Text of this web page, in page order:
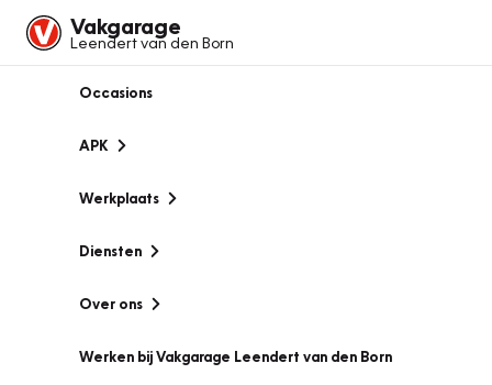
Vakgarage
Leendert van den Born
Occasions
APK
Werkplaats
Diensten
Over ons
Werken bij Vakgarage Leendert van den Born